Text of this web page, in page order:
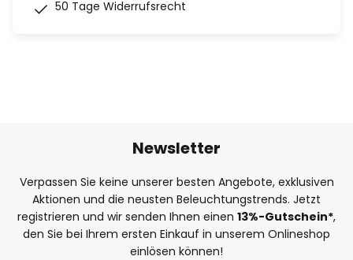
50 Tage Widerrufsrecht
Newsletter
Verpassen Sie keine unserer besten Angebote, exklusiven
Aktionen und die neusten Beleuchtungstrends. Jetzt
registrieren und wir senden Ihnen einen 13%-Gutschein*,
den Sie bei Ihrem ersten Einkauf in unserem Onlineshop
einlösen können!